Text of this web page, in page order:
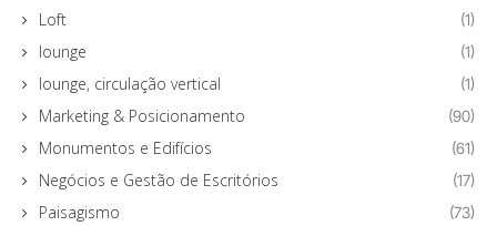
Loft (1)
lounge (1)
lounge, circulação vertical (1)
Marketing & Posicionamento (90)
Monumentos e Edifícios (61)
Negócios e Gestão de Escritórios (17)
Paisagismo (73)